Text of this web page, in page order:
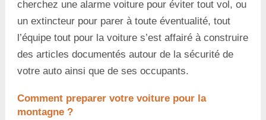
cherchez une alarme voiture pour éviter tout vol, ou
un extincteur pour parer à toute éventualité, tout
l’équipe tout pour la voiture s’est affairé à construire
des articles documentés autour de la sécurité de
votre auto ainsi que de ses occupants.
Comment preparer votre voiture pour la
montagne ?